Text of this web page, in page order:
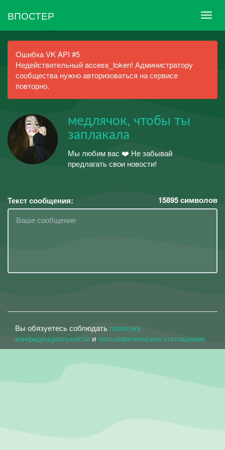
ВПОСТЕР
Ошибка VK API #5
Недействительный access_token! Администратору
сообщества нужно авторизоваться на сервисе
повторно.
медлячок, чтобы ты
заплакала
Мы любим вас ❤️ Не забывай
предлагать свои новости!
Текст сообщения: 15895символов
Вы обязуетесь соблюдать политику
конфиденциальности и пользовательское соглашение